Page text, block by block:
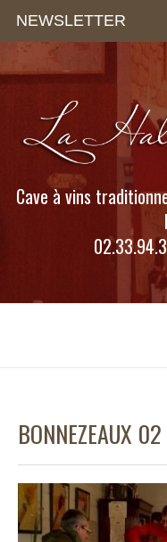
NEWSLETTER
Cave à vins
BONNEZEAUX
Panneau de gestion